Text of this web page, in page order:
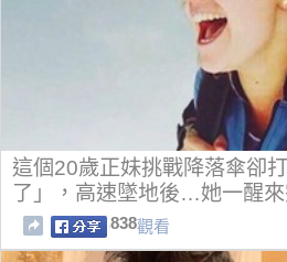
這個20歲正妹挑戰降落傘卻
了」，高速墜地後…她一醒來
838觀看